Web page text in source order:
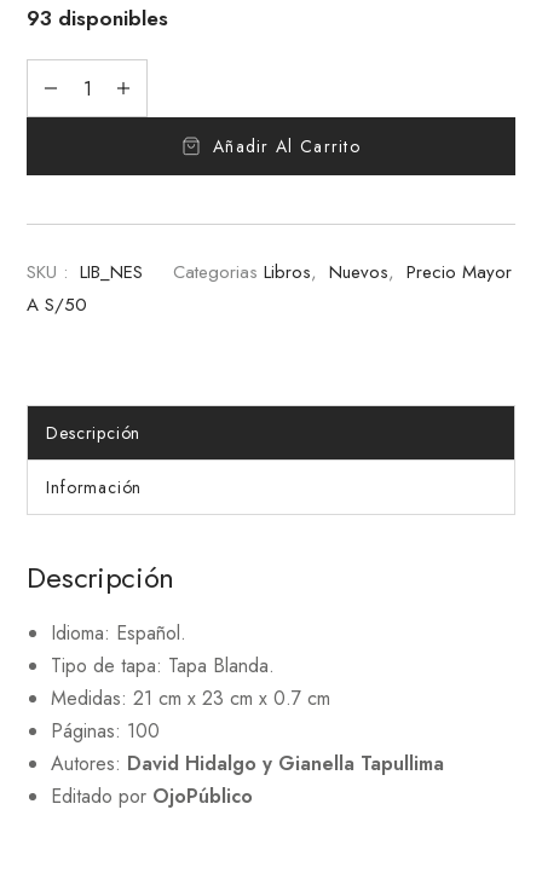
93 disponibles
Añadir Al Carrito
SKU : LIB_NES Categorias Libros, Nuevos, Precio Mayor
A S/50
Descripción
Información
Descripción
Idioma: Español.
Tipo de tapa: Tapa Blanda.
Medidas: 21 cm x 23 cm x 0.7 cm
Páginas: 100
Autores: David Hidalgo y Gianella Tapullima
Editado por OjoPúblico